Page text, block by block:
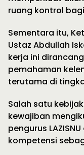
ruang kontrol
Sementara itu,
Ustaz Abdullah
kerja ini
pemahaman
terutama di
Salah satu
kewajiban
pengurus
kompetensi